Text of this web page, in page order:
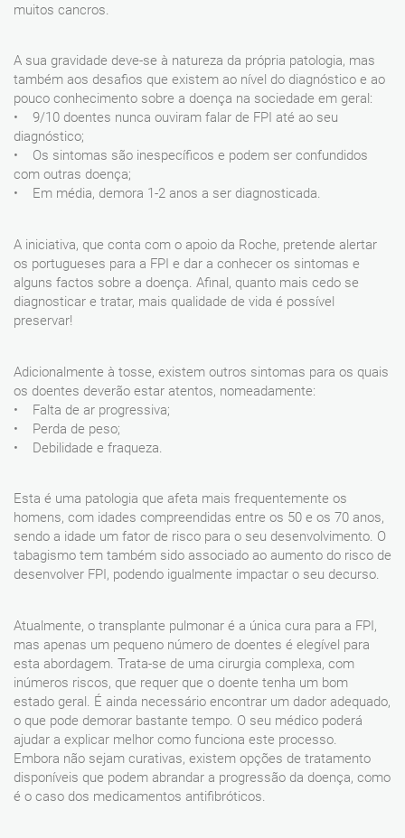
muitos cancros.
A sua gravidade deve-se à natureza da própria patologia, mas
também aos desafios que existem ao nível do diagnóstico e ao
pouco conhecimento sobre a doença na sociedade em geral:
• 9/10 doentes nunca ouviram falar de FPI até ao seu
diagnóstico;
• Os sintomas são inespecíficos e podem ser confundidos
com outras doença;
• Em média, demora 1-2 anos a ser diagnosticada.
A iniciativa, que conta com o apoio da Roche, pretende alertar
os portugueses para a FPI e dar a conhecer os sintomas e
alguns factos sobre a doença. Afinal, quanto mais cedo se
diagnosticar e tratar, mais qualidade de vida é possível
preservar!
Adicionalmente à tosse, existem outros sintomas para os quais
os doentes deverão estar atentos, nomeadamente:
• Falta de ar progressiva;
• Perda de peso;
• Debilidade e fraqueza.
Esta é uma patologia que afeta mais frequentemente os
homens, com idades compreendidas entre os 50 e os 70 anos,
sendo a idade um fator de risco para o seu desenvolvimento. O
tabagismo tem também sido associado ao aumento do risco de
desenvolver FPI, podendo igualmente impactar o seu decurso.
Atualmente, o transplante pulmonar é a única cura para a FPI,
mas apenas um pequeno número de doentes é elegível para
esta abordagem. Trata-se de uma cirurgia complexa, com
inúmeros riscos, que requer que o doente tenha um bom
estado geral. É ainda necessário encontrar um dador adequado,
o que pode demorar bastante tempo. O seu médico poderá
ajudar a explicar melhor como funciona este processo.
Embora não sejam curativas, existem opções de tratamento
disponíveis que podem abrandar a progressão da doença, como
é o caso dos medicamentos antifibróticos.